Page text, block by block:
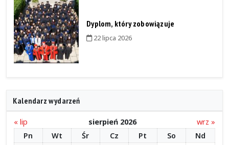
Dyplom, który zobowiązuje
22 lipca 2026
Kalendarz wydarzeń
« lip sierpień 2026
wrz »
Pn
Wt Śr Cz Pt So Nd